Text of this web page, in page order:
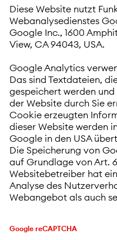
Diese Website nutzt
Webanalysedienstes
Google Inc., 1600
View, CA 94043, USA.
Google Analytics
Das sind Textdateien,
gespeichert werden
der Website durch Sie
Cookie erzeugten
dieser Website werden
Google in den USA
Die Speicherung von
auf Grundlage von Art.
Websitebetreiber hat
Analyse des
Webangebot als auch
Google reCAPTCHA